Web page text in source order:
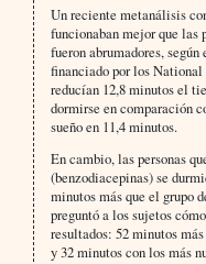
Un reciente metanálisis
funcionaban mejor que las
fueron abrumadores,
financiado por los
reducían 12,8 minutos el
dormirse en comparación
sueño en 11,4 minutos.
En cambio, las personas
(benzodiacepinas) se
minutos más que el grupo
preguntó a los sujetos
resultados: 52 minutos
y 32 minutos con los más